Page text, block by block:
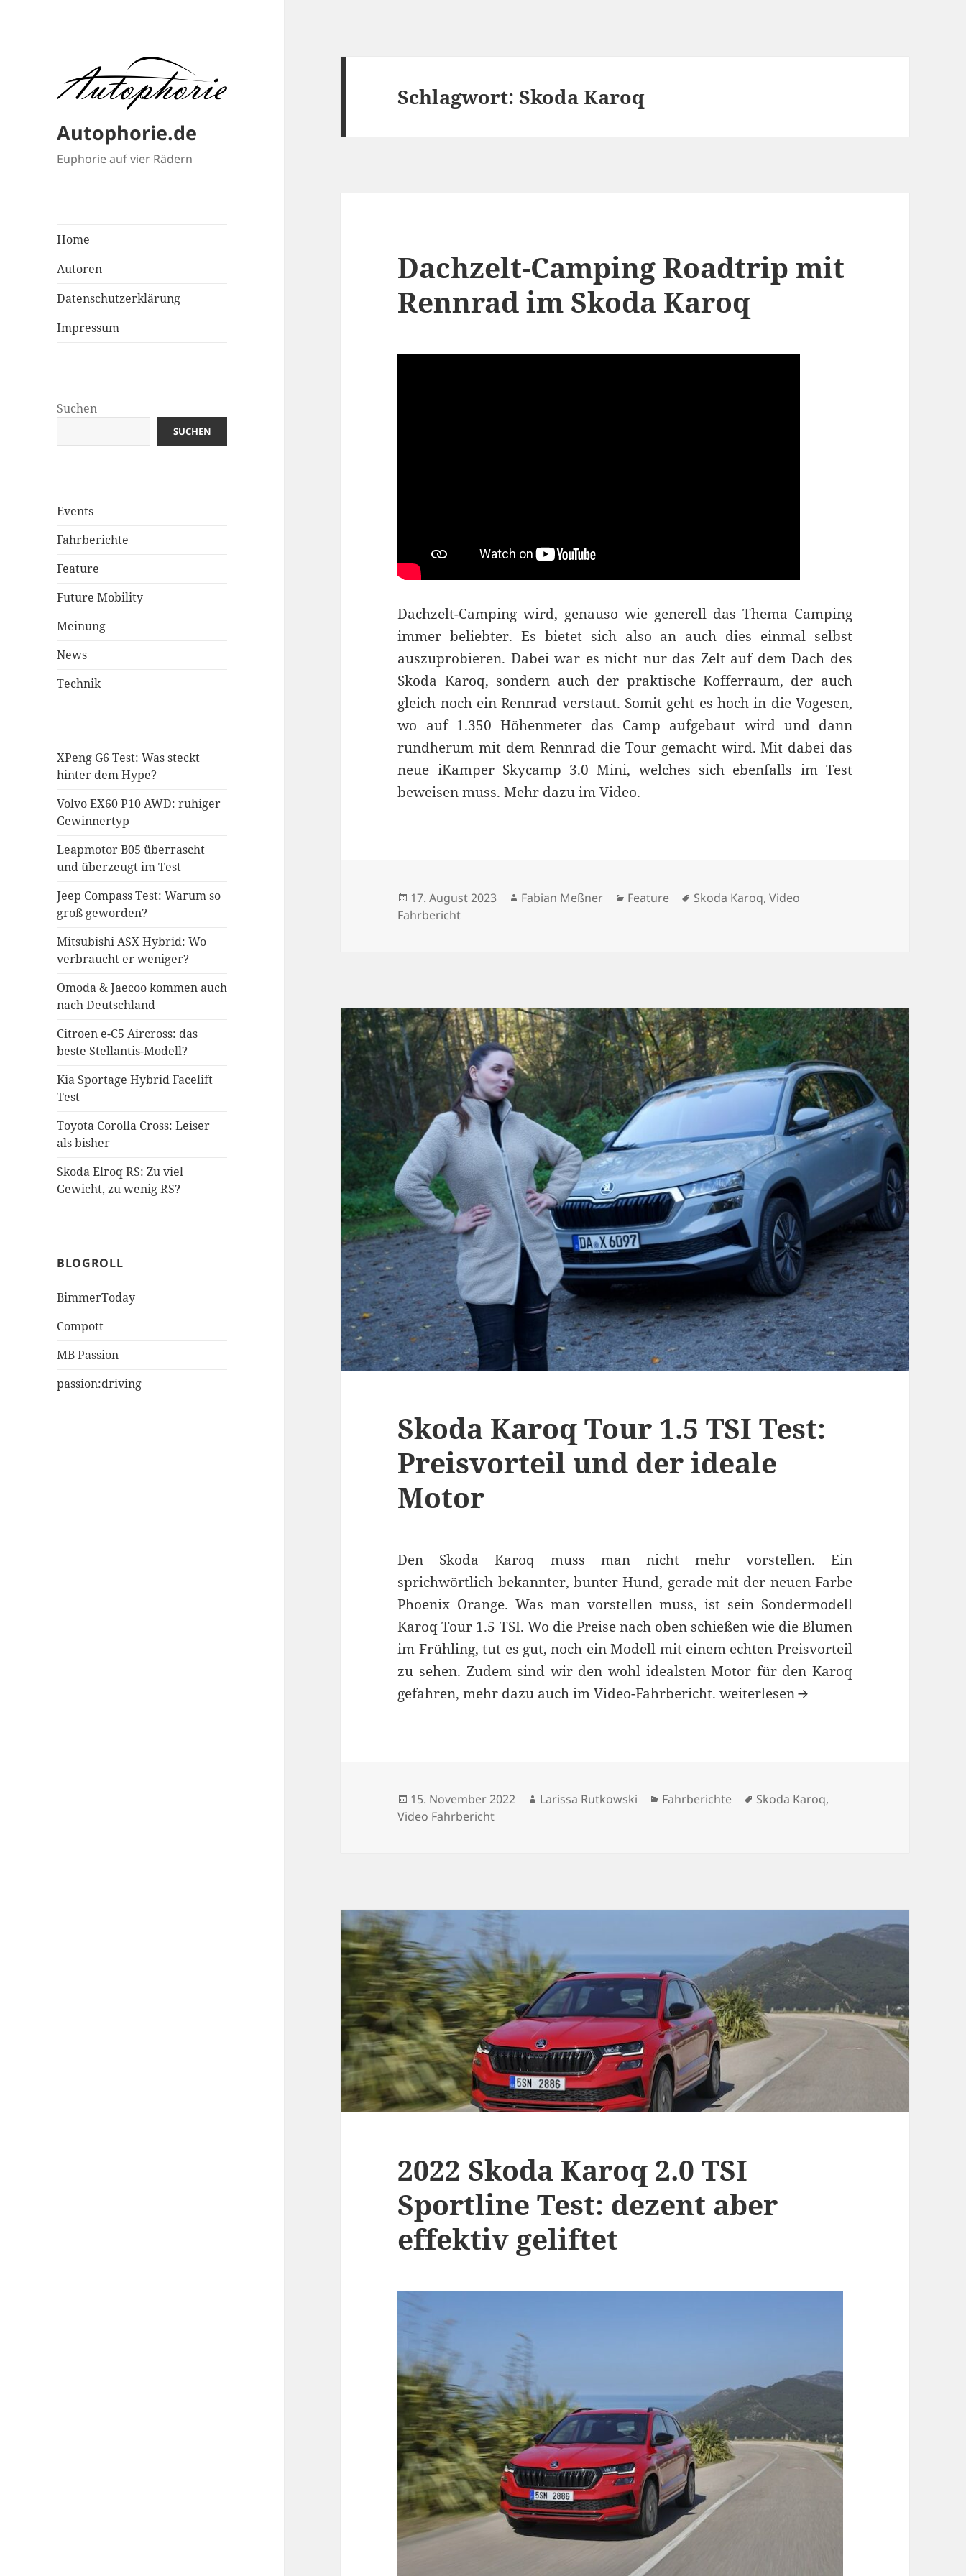
Autophorie.de
Euphorie auf vier Rädern
Home
Autoren
Datenschutzerklärung
Impressum
Suchen
SUCHEN
Events
Fahrberichte
Feature
Future Mobility
Meinung
News
Technik
XPeng G6 Test: Was steckt
hinter dem Hype?
Volvo EX60 P10 AWD: ruhiger
Gewinnertyp
Leapmotor B05 überrascht
und überzeugt im Test
Jeep Compass Test: Warum so
groß geworden?
Mitsubishi ASX Hybrid: Wo
verbraucht er weniger?
Omoda & Jaecoo kommen auch
nach Deutschland
Citroen e-C5 Aircross: das
beste Stellantis-Modell?
Kia Sportage Hybrid Facelift
Test
Toyota Corolla Cross: Leiser
als bisher
Skoda Elroq RS: Zu viel
Gewicht, zu wenig RS?
BLOGROLL
BimmerToday
Compott
MB Passion
passion:driving
Schlagwort:Skoda Karoq
Dachzelt-Camping Roadtrip mit
Rennrad im Skoda Karoq
Dachzelt-Camping wird, genauso wie generell das Thema Camping
immer beliebter. Es bietet sich also an auch dies einmal selbst
auszuprobieren. Dabei war es nicht nur das Zelt auf dem Dach des
Skoda Karoq, sondern auch der praktische Kofferraum, der auch
gleich noch ein Rennrad verstaut. Somit geht es hoch in die Vogesen,
wo auf 1.350 Höhenmeter das Camp aufgebaut wird und dann
rundherum mit dem Rennrad die Tour gemacht wird. Mit dabei das
neue iKamper Skycamp 3.0 Mini, welches sich ebenfalls im Test
beweisen muss. Mehr dazu im Video.
Veröffentlicht
am
17. August 2023 Autor
Fabian Meßner Kategorien
Feature Schlagwörter
Skoda Karoq,Video
Fahrbericht
Skoda Karoq Tour 1.5 TSI Test:
Preisvorteil und der ideale
Motor
Den Skoda Karoq muss man nicht mehr vorstellen. Ein
sprichwörtlich bekannter, bunter Hund, gerade mit der neuen Farbe
Phoenix Orange. Was man vorstellen muss, ist sein Sondermodell
Karoq Tour 1.5 TSI. Wo die Preise nach oben schießen wie die Blumen
im Frühling, tut es gut, noch ein Modell mit einem echten Preisvorteil
zu sehen. Zudem sind wir den wohl idealsten Motor für den Karoq
gefahren, mehr dazu auch im Video-Fahrbericht.Skoda Karoq Tour 1.5 TSI Test:
weiterlesen
Veröffentlicht
am
15. November 2022 Autor
Larissa Rutkowski Kategorien
Fahrberichte Schlagwörter
Skoda Karoq,
Video Fahrbericht
2022 Skoda Karoq 2.0 TSI
Sportline Test: dezent aber
effektiv geliftet